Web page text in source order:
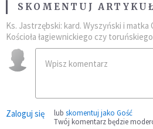
SKOMENTUJ
Ks. Jastrzębski: kard. Wyszyński i matka
Kościoła łagiewnickiego czy toruńskiego
Zaloguj się lub skomentuj jako Gość
Twój komentarz będzie